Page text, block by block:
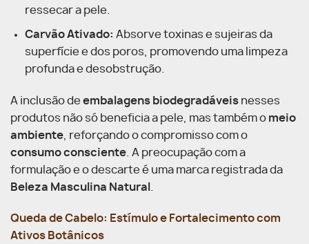
ressecar a pele.
Carvão Ativado: Absorve toxinas e sujeiras da
superfície e dos poros, promovendo uma limpeza
profunda e desobstrução.
A inclusão deembalagens biodegradáveis nesses
produtos não só beneficia a pele, mas também o meio
ambiente , reforçando o compromisso com o
consumo consciente . A preocupação com a
formulação e o descarte é uma marca registrada da
Beleza Masculina Natural
Queda de Cabelo: Estímulo e Fortalecimento com
Ativos Botânicos